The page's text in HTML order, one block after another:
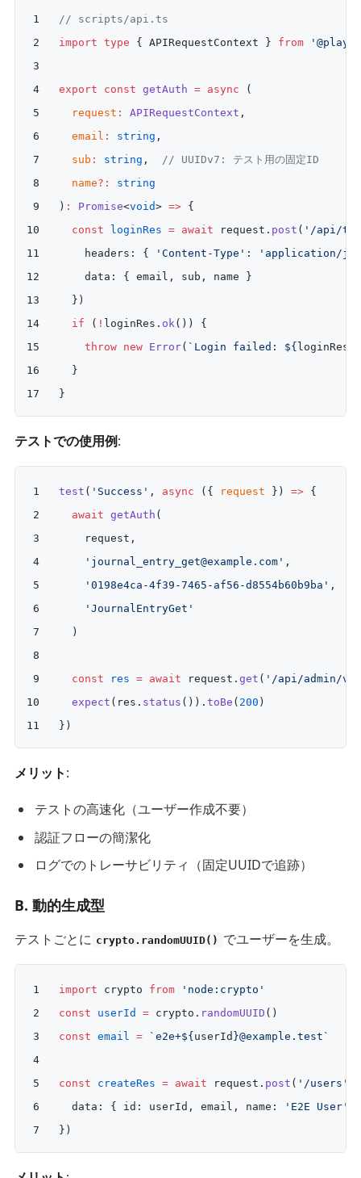
// scripts/api.ts
import type { APIRequestContext } from
export const getAuth = async (
  request
: APIRequestContext ,
  email
: string ,
  sub
: string ,
// UUIDv7: テスト用の固定ID
  name
?:
string
) : Promise<void> => {
  const
loginRes = await request. post ( '/api/
    headers: {
'Content-Type' :
'application/
    data: { email, sub, name }
  })
  if
( ! loginRes. ok ()) {
    throw
new Error( `Login failed: ${ loginRes
  }
}
テストでの使用例:
test ( 'Success' , async ({ request }) => {
  await
getAuth (
    request,
    'journal_entry_get@example.com'
,
    '0198e4ca-4f39-7465-af56-d8554b60b9ba'
,
    'JournalEntryGet'
  )
  const
res = await request.get ( '/api/admin/
  expect
(res. status ()).toBe ( 200 )
})
メリット:
テストの高速化（ユーザー作成不要）
認証フローの簡潔化
ログでのトレーサビリティ（固定UUIDで追跡）
B. 動的生成型
テストごとに crypto.randomUUID() でユーザーを生成。
import crypto from 'node:crypto'
const userId = crypto. randomUUID ()
const email = `e2e+${userId }@example.test`
const createRes = await request. post ( '/users'
  data: { id: userId, email, name:
'E2E User'
})